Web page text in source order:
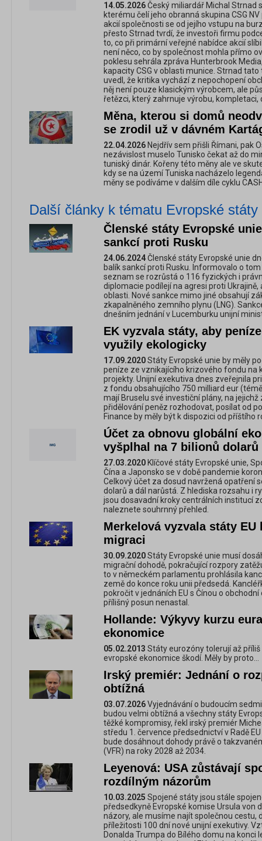
14.05.2026Český miliardář Michal Strnad
kterému čelí jeho obranná skupina CSG
akcií společnosti se od jejího vstupu na
přesto Strnad tvrdí, že investoři firmu
to, co při primární veřejné nabídce akcií
není něco, co by společnost mohla přímo
poklesu sehrála zpráva Hunterbrook
kapacity CSG v oblasti munice. Strnad
uvedl, že kritika vychází z nepochopení
něj není pouze klasickým výrobcem, ale
řetězci, který zahrnuje výrobu, kompletaci,
Měna, kterou si domů
se zrodil už v dávném
22.04.2026 Nejdřív sem přišli Římani, pak
nezávislost muselo Tunisko čekat až do
tuniský dinár. Kořeny této měny ale ve
kdy se na území Tuniska nacházelo
měny se podíváme v dalším díle cyklu
Další články k tématu Evropské státy
Členské státy Evropské
sankcí proti Rusku
24.06.2024Členské státy Evropské unie
balík sankcí proti Rusku. Informovalo o
seznam se rozrůstá o 116 fyzických i
diplomacie podílejí na agresi proti
oblasti. Nové sankce mimo jiné obsahují
zkapalněného zemního plynu (LNG).
dnešním jednání v Lucemburku unijní
EK vyzvala státy, aby
využily ekologicky
17.09.2020Státy Evropské unie by měly
peníze ze vznikajícího krizového fondu na
projekty. Unijní exekutiva dnes zveřejnila
z fondu obsahujícího 750 milliard eur
mají Bruselu své investiční plány, na
přidělování peněz rozhodovat, posílat od
Finance by měly být k dispozici od příštího
Účet za obnovu globální
vyšplhal na 7 bilionů dolarů
27.03.2020 Klíčové státy Evropské unie,
Čína a Japonsko se v době pandemie
Celkový účet za dosud navržená opatření
dolarů a dál narůstá. Z hlediska rozsahu i
jsou dosavadní kroky centrálních institucí
naleznete souhrnný přehled.
Merkelová vyzvala státy
migraci
30.09.2020Státy Evropské unie musí
migrační dohodě, pokračující rozpory
to v německém parlamentu prohlásila
země do konce roku unii předsedá.
pokročit v jednáních EU s Čínou o
přílišný posun nenastal.
Hollande: Výkyvy kurzu
ekonomice
05.02.2013 Státy eurozóny tolerují až
evropské ekonomice škodí. Měly by proto...
Irský premiér: Jednání o
obtížná
03.07.2026Vyjednávání o budoucím
budou velmi obtížná a všechny státy
těžké kompromisy, řekl irský premiér
středu 1. července předsednictví v Radě
bude dosáhnout dohody právě o
(VFR) na roky 2028 až 2034.
Leyenová: USA zůstávají
rozdílným názorům
10.03.2025 Spojené státy jsou stále
předsedkyně Evropské komise Ursula von
názory, ale musíme najít společnou cestu,
příležitosti 100 dní nové unijní exekutivy.
Donalda Trumpa do Bílého domu na konci